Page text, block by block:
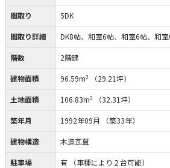
間取り 5DK
間取り詳細 DK8帖、和室6帖、和室6帖、和
階数 2階建
建物面積 96.59m2 （29.21坪）
土地面積 106.83m2 （32.31坪）
築年月 1992年09月 （築33年）
建物構造 木造瓦葺
駐車場 有 （車種により２台可能）